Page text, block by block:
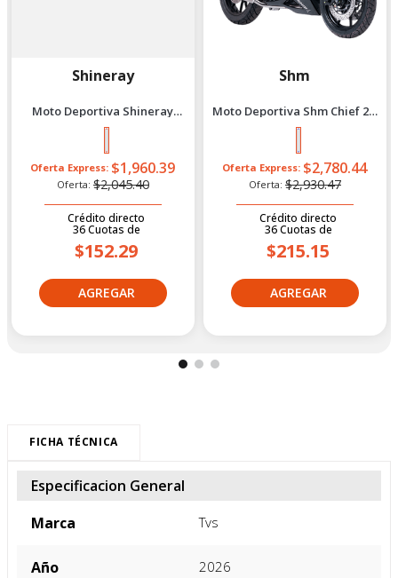
Shineray
Moto Deportiva Shineray
Xy200-18 New 2027 Rojo
Oferta Express: $1,960.39
Oferta: $2,045.40
Crédito directo
36Cuotas de
$152.29
Shm
Moto Deportiva Shm Chief 2.5
2027 Azul
Oferta Express: $2,780.44
Oferta: $2,930.47
Crédito directo
36Cuotas de
$215.15
FICHA TÉCNICA
Especificacion General
Marca
Tvs
Año 2026